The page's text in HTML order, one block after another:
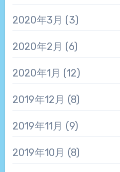
2020年3月 (3)
2020年2月 (6)
2020年1月 (12)
2019年12月 (8)
2019年11月 (9)
2019年10月 (8)